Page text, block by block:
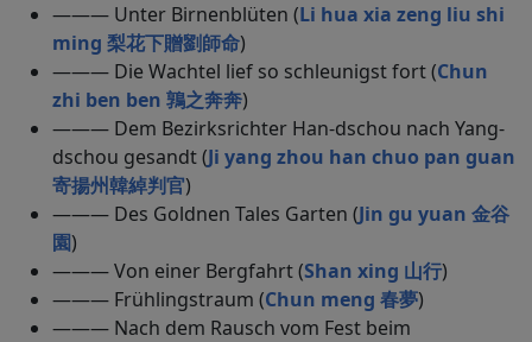
——— Unter Birnenblüten (Li hua xia zeng liu shi
ming 梨花下贈劉師命)
——— Die Wachtel lief so schleunigst fort (Chun
zhi ben ben 鶉之奔奔)
——— Dem Bezirksrichter Han-dschou nach Yang-
dschou gesandt (Ji yang zhou han chuo pan guan
寄揚州韓綽判官)
——— Des Goldnen Tales Garten (Jin gu yuan 金谷
園)
——— Von einer Bergfahrt (Shan xing 山行)
——— Frühlingstraum (Chun meng 春夢)
——— Nach dem Rausch vom Fest beim